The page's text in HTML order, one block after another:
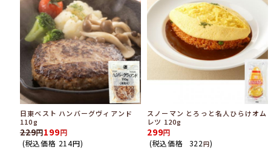
日東ベスト ハンバーグヴィアンド
110g
229 199
(税込価格 214円)
スノーマン とろっと名人ひらけオム
レツ 120g
299
(税込価格 322円)